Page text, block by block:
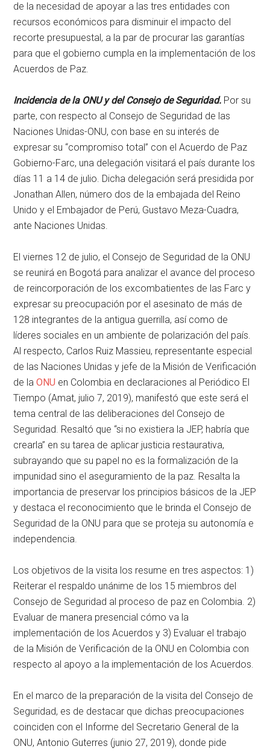
de la necesidad de apoyar a las tres entidades con
recursos económicos para disminuir el impacto del
recorte presupuestal, a la par de procurar las garantías
para que el gobierno cumpla en la implementación de los
Acuerdos de Paz.
Incidencia de la ONU y del Consejo de Seguridad. Por su
parte, con respecto al Consejo de Seguridad de las
Naciones Unidas-ONU, con base en su interés de
expresar su “compromiso total” con el Acuerdo de Paz
Gobierno-Farc, una delegación visitará el país durante los
días 11 a 14 de julio. Dicha delegación será presidida por
Jonathan Allen, número dos de la embajada del Reino
Unido y el Embajador de Perú, Gustavo Meza-Cuadra,
ante Naciones Unidas.
El viernes 12 de julio, el Consejo de Seguridad de la ONU
se reunirá en Bogotá para analizar el avance del proceso
de reincorporación de los excombatientes de las Farc y
expresar su preocupación por el asesinato de más de
128 integrantes de la antigua guerrilla, así como de
líderes sociales en un ambiente de polarización del país.
Al respecto, Carlos Ruiz Massieu, representante especial
de las Naciones Unidas y jefe de la Misión de Verificación
de laONU en Colombia en declaraciones al Periódico El
Tiempo (Amat, julio 7, 2019), manifestó que este será el
tema central de las deliberaciones del Consejo de
Seguridad. Resaltó que “si no existiera la JEP, habría que
crearla” en su tarea de aplicar justicia restaurativa,
subrayando que su papel no es la formalización de la
impunidad sino el aseguramiento de la paz. Resalta la
importancia de preservar los principios básicos de la JEP
y destaca el reconocimiento que le brinda el Consejo de
Seguridad de la ONU para que se proteja su autonomía e
independencia.
Los objetivos de la visita los resume en tres aspectos: 1)
Reiterar el respaldo unánime de los 15 miembros del
Consejo de Seguridad al proceso de paz en Colombia. 2)
Evaluar de manera presencial cómo va la
implementación de los Acuerdos y 3) Evaluar el trabajo
de la Misión de Verificación de la ONU en Colombia con
respecto al apoyo a la implementación de los Acuerdos.
En el marco de la preparación de la visita del Consejo de
Seguridad, es de destacar que dichas preocupaciones
coinciden con el Informe del Secretario General de la
ONU, Antonio Guterres (junio 27, 2019), donde pide